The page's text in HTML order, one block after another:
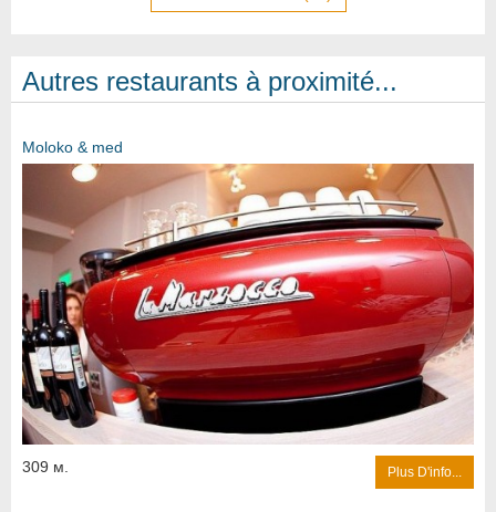
Autres restaurants à proximité...
Moloko & med
309 м. Plus D'info...